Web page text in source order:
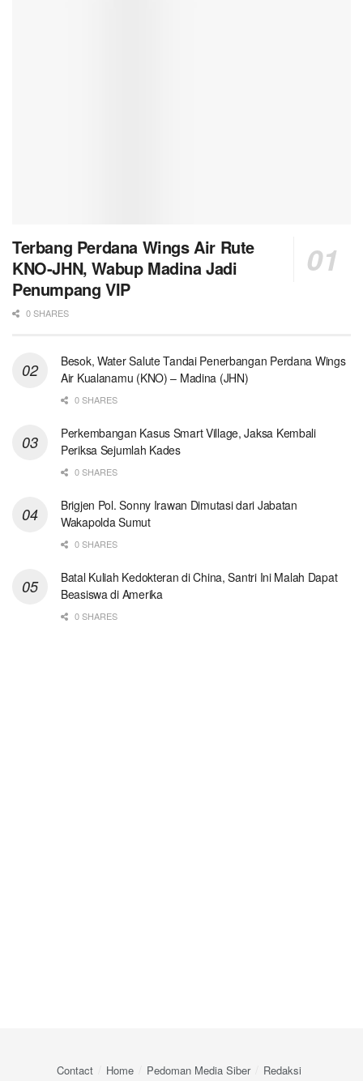
Terbang Perdana Wings Air Rute
KNO-JHN, Wabup Madina Jadi
Penumpang VIP
0 SHARES
Besok, Water Salute Tandai Penerbangan Perdana Wings
Air Kualanamu (KNO) – Madina (JHN)
0 SHARES
Perkembangan Kasus Smart Village, Jaksa Kembali
Periksa Sejumlah Kades
0 SHARES
Brigjen Pol. Sonny Irawan Dimutasi dari Jabatan
Wakapolda Sumut
0 SHARES
Batal Kuliah Kedokteran di China, Santri Ini Malah Dapat
Beasiswa di Amerika
0 SHARES
Contact Home Pedoman Media Siber Redaksi